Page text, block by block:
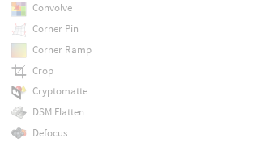
Convolve
Corner Pin
Corner Ramp
Crop
Cryptomatte
DSM Flatten
Defocus